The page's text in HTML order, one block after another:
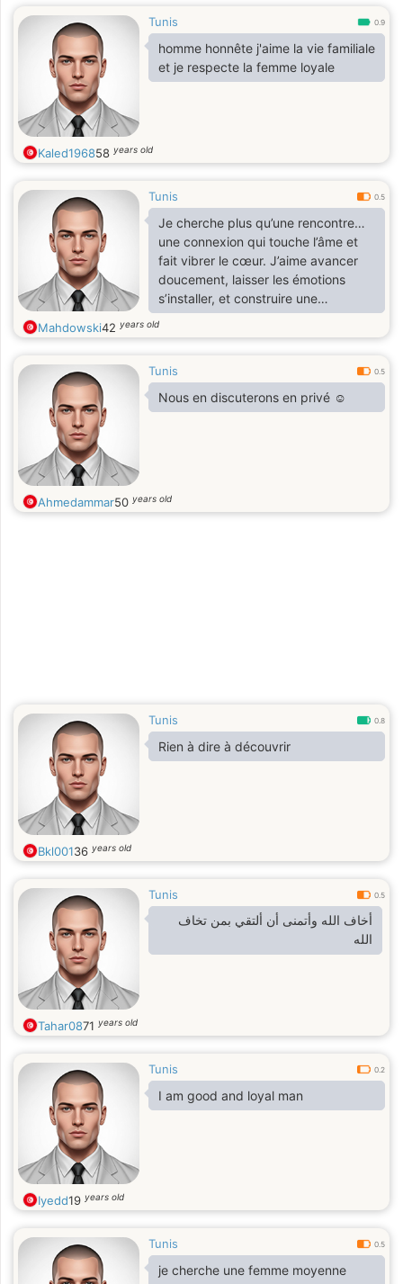
Tunis 0.9
homme honnête j'aime la vie familiale
et je respecte la femme loyale
Kaled196858 years old
Tunis 0.5
Je cherche plus qu’une rencontre…
une connexion qui touche l’âme et
fait vibrer le cœur. J’aime avancer
doucement, laisser les émotions
s’installer, et construire une
complicité faite de tendresse,
affection et de passion
Mahdowski42 years old
Tunis 0.5
Nous en discuterons en privé ☺️
Ahmedammar50 years old
Tunis 0.8
Rien à dire à découvrir
Bkl00136 years old
Tunis 0.5
أخاف الله وأتمنى أن ألتقي بمن تخاف
الله
Tahar0871 years old
Tunis 0.2
I am good and loyal man
Iyedd19 years old
Tunis 0.5
je cherche une femme moyenne